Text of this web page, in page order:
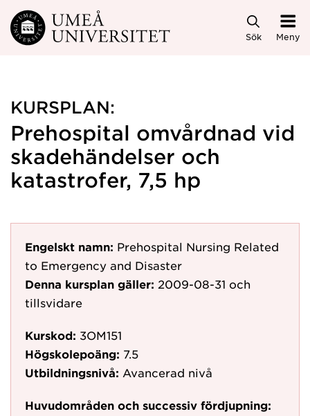
Hoppa direkt till innehållet
Sök Meny
KURSPLAN:
Prehospital omvårdnad vid
skadehändelser och
katastrofer, 7,5 hp
Engelskt namn: Prehospital Nursing Related
to Emergency and Disaster
Denna kursplan gäller: 2009-08-31 och
tillsvidare
Kurskod: 3OM151
Högskolepoäng: 7.5
Utbildningsnivå: Avancerad nivå
Huvudområden och successiv fördjupning: